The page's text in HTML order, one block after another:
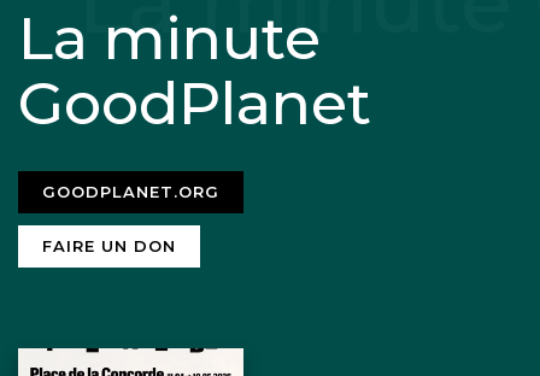
La minute
GoodPlanet
GOODPLANET.ORG
FAIRE UN DON